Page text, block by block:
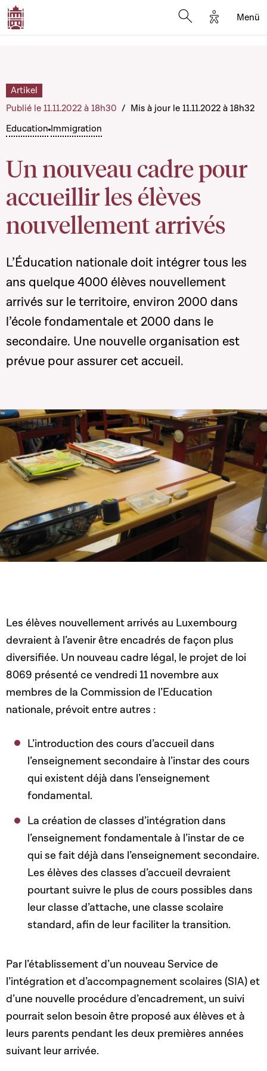
Options
Menü
Education Immigration
Un nouveau cadre pour
accueillir les élèves
nouvellement arrivés
Artikel
Publié le 11.11.2022 à 18h30 / Mis à jour le 11.11.2022 à 18h32
L’Éducation nationale doit intégrer tous les
ans quelque 4000 élèves nouvellement
arrivés sur le territoire, environ 2000 dans
l’école fondamentale et 2000 dans le
secondaire. Une nouvelle organisation est
prévue pour assurer cet accueil.
Les élèves nouvellement arrivés au Luxembourg
devraient à l’avenir être encadrés de façon plus
diversifiée. Un nouveau cadre légal, le projet de loi
8069 présenté ce vendredi 11 novembre aux
membres de la Commission de l’Education
nationale, prévoit entre autres :
L’introduction des cours d’accueil dans
l’enseignement secondaire à l’instar des cours
qui existent déjà dans l’enseignement
fondamental.
La création de classes d’intégration dans
l’enseignement fondamentale à l’instar de ce
qui se fait déjà dans l’enseignement secondaire.
Les élèves des classes d’accueil devraient
pourtant suivre le plus de cours possibles dans
leur classe d’attache, une classe scolaire
standard, afin de leur faciliter la transition.
Par l’établissement d’un nouveau Service de
l’intégration et d’accompagnement scolaires (SIA) et
d’une nouvelle procédure d’encadrement, un suivi
pourrait selon besoin être proposé aux élèves et à
leurs parents pendant les deux premières années
suivant leur arrivée.